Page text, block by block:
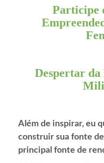
Participe
Despertar
Além de inspirar, eu
construir sua fonte
principal fonte de